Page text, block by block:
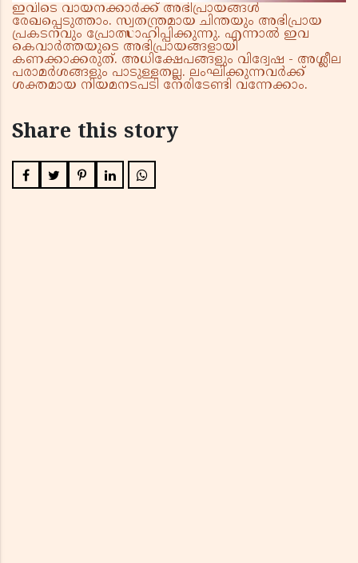
ഇവിടെ വായനക്കാർക്ക് അഭിപ്രായങ്ങൾ
രേഖപ്പെടുത്താം. സ്വതന്ത്രമായ ചിന്തയും അഭിപ്രായ
പ്രകടനവും പ്രോത്സാഹിപ്പിക്കുന്നു. എന്നാൽ ഇവ
കെവാർത്തയുടെ അഭിപ്രായങ്ങളായി
കണക്കാക്കരുത്. അധിക്ഷേപങ്ങളും വിദ്വേഷ - അശ്ലീല
പരാമർശങ്ങളും പാടുള്ളതല്ല. ലംഘിക്കുന്നവർക്ക്
ശക്തമായ നിയമനടപടി നേരിടേണ്ടി വന്നേക്കാം.
Share this story